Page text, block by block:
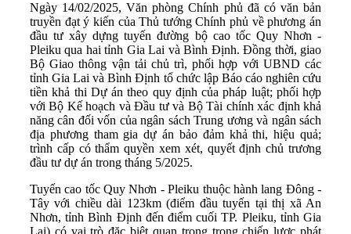
Ngày 14/02/2025, Văn phòng Chính phủ đã có văn bản
truyền đạt ý kiến của Thủ tướng Chính phủ về phương án
đầu tư xây dựng tuyến đường bộ cao tốc Quy Nhơn -
Pleiku qua hai tỉnh Gia Lai và Bình Định. Đồng thời, giao
Bộ Giao thông vận tải chủ trì, phối hợp với UBND các
tỉnh Gia Lai và Bình Định tổ chức lập Báo cáo nghiên cứu
tiền khả thi Dự án theo quy định của pháp luật; phối hợp
với Bộ Kế hoạch và Đầu tư và Bộ Tài chính xác định khả
năng cân đối vốn của ngân sách Trung ương và ngân sách
địa phương tham gia dự án bảo đảm khả thi, hiệu quả;
trình cấp có thẩm quyền xem xét, quyết định chủ trương
đầu tư dự án trong tháng 5/2025.
Tuyến cao tốc Quy Nhơn - Pleiku thuộc hành lang Đông -
Tây với chiều dài 123km (điểm đầu tuyến tại thị xã An
Nhơn, tỉnh Bình Định đến điểm cuối TP. Pleiku, tỉnh Gia
Lai) có vai trò đặc biệt quan trọng trong chiến lược phát